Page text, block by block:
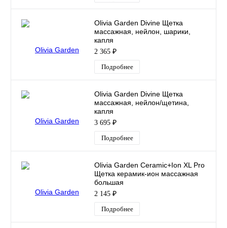
Olivia Garden Divine Щетка
массажная, нейлон, шарики,
капля
2 365 ₽
Подробнее
Olivia Garden Divine Щетка
массажная, нейлон/щетина,
капля
3 695 ₽
Подробнее
Olivia Garden Ceramic+Ion XL Pro
Щетка керамик-ион массажная
большая
2 145 ₽
Подробнее